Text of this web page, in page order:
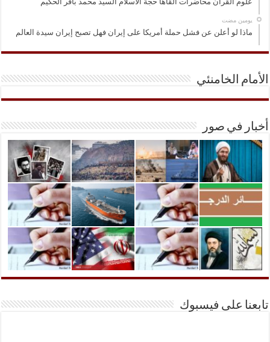
‏يومين مضت
ماذا لو أعلن عن فشل حملة أمريكا على إيران فهل تصبح إيران سيدة العالم
الأمام الخامنئي
أخبار في صور
تابعنا على فيسبوك